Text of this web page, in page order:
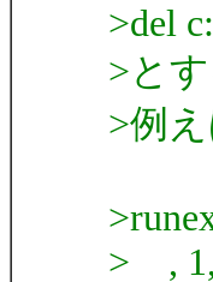
>del
>と
>例
> , 1,